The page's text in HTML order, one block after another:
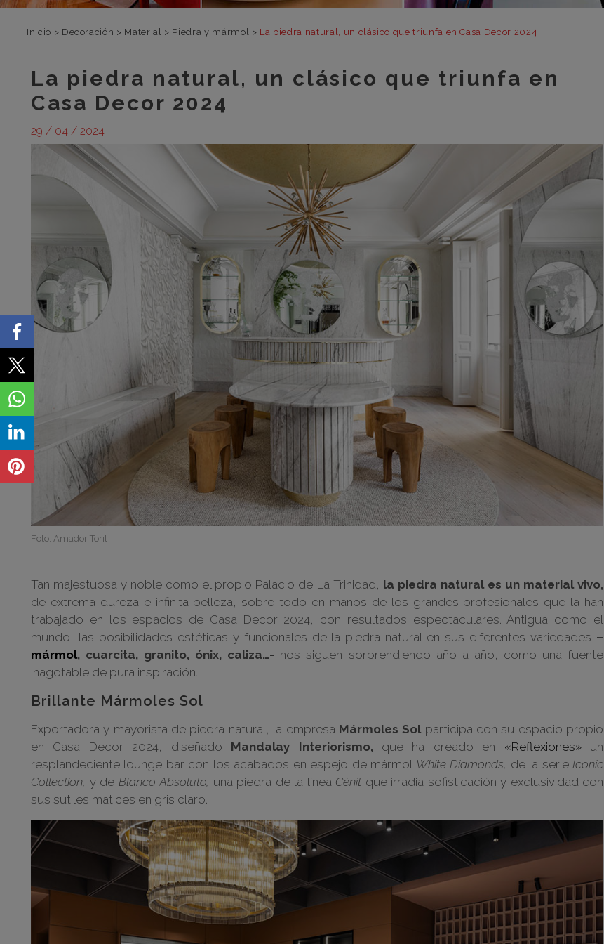
Inicio > Decoración > Material > Piedra y mármol > La piedra natural, un clásico que triunfa en Casa Decor 2024
La piedra natural, un clásico que triunfa en
Casa Decor 2024
29 / 04 / 2024
Foto: Amador Toril
Tan majestuosa y noble como el propio Palacio de La Trinidad, la piedra natural es un material vivo,
de extrema dureza e infinita belleza, sobre todo en manos de los grandes profesionales que la han
trabajado en los espacios de Casa Decor 2024, con resultados espectaculares. Antigua como el
mundo, las posibilidades estéticas y funcionales de la piedra natural en sus diferentes variedades –
mármol, cuarcita, granito, ónix, caliza…- nos siguen sorprendiendo año a año, como una fuente
inagotable de pura inspiración.
Brillante Mármoles Sol
Exportadora y mayorista de piedra natural, la empresa Mármoles Solparticipa con su espacio propio
en Casa Decor 2024, diseñado Mandalay Interiorismo,que ha creado en «Reflexiones»un
resplandeciente lounge bar con los acabados en espejo de mármol White Diamonds, de la serieIconic
Collection, y de Blanco Absoluto, una piedra de la línea Cénit que irradia sofisticación y exclusividad con
sus sutiles matices en gris claro.